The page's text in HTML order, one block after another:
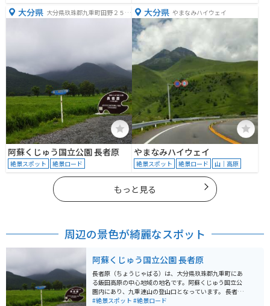
大分県 大分県玖珠郡九重町田野２５５
阿蘇くじゅう国立公園 長者原
絶景スポット 絶景ロード
大分県 やまなみハイウェイ
やまなみハイウェイ
絶景スポット 絶景ロード 山｜高原
もっと見る
周辺の景色が綺麗なスポット
阿蘇くじゅう国立公園 長者原
長者原（ちょうじゃばる）は、大分県玖珠郡九重町にあ
る飯田高原の中心地域の地名です。阿蘇くじゅう国立公
園内にあり、九重連山の登山口となっています。 長者原
ビジターセンターは、阿蘇くじゅう国立公園と周辺地域
#絶景スポット #絶景ロード